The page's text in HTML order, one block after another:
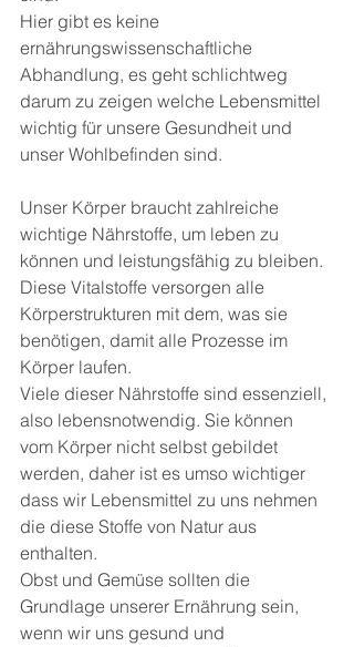
Hier gibt es keine
ernährungswissenschaftliche
Abhandlung, es geht schlichtweg
darum zu zeigen welche Lebensmittel
wichtig für unsere Gesundheit und
unser Wohlbefinden sind.
Unser Körper braucht zahlreiche
wichtige Nährstoffe, um leben zu
können und leistungsfähig zu bleiben.
Diese Vitalstoffe versorgen alle
Körperstrukturen mit dem, was sie
benötigen, damit alle Prozesse im
Körper laufen.
Viele dieser Nährstoffe sind essenziell,
also lebensnotwendig. Sie können
vom Körper nicht selbst gebildet
werden, daher ist es umso wichtiger
dass wir Lebensmittel zu uns nehmen
die diese Stoffe von Natur aus
enthalten.
Obst und Gemüse sollten die
Grundlage unserer Ernährung sein,
wenn wir uns gesund und